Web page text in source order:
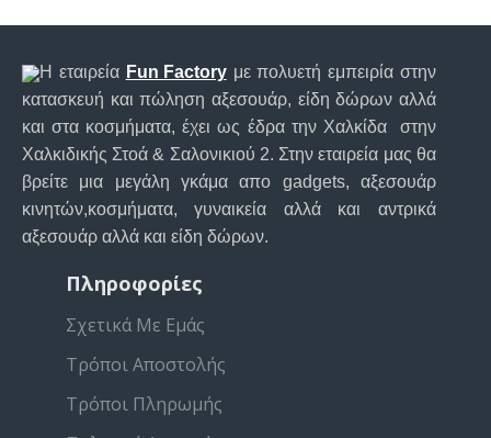
Η εταιρεία Fun Factory με πολυετή εμπειρία στην
κατασκευή και πώληση αξεσουάρ, είδη δώρων αλλά
και στα κοσμήματα, έχει ως έδρα την Χαλκίδα στην
Χαλκιδικής Στοά & Σαλονικιού 2. Στην εταιρεία μας θα
βρείτε μια μεγάλη γκάμα απο gadgets, αξεσουάρ
κινητών,κοσμήματα, γυναικεία αλλά και αντρικά
αξεσουάρ αλλά και είδη δώρων.
Πληροφορίες
Σχετικά Με Εμάς
Τρόποι Αποστολής
Τρόποι Πληρωμής